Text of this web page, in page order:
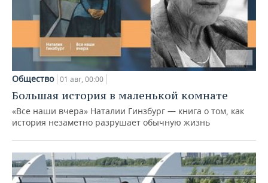
Общество 01 авг, 00:00
Большая история в маленькой комнате
«Все наши вчера» Наталии Гинзбург — книга о том, как
история незаметно разрушает обычную жизнь